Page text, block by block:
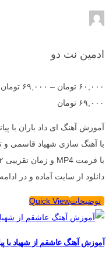
ادمین نت دو
۶۰,۰۰۰ تومان – ۶۹,۰۰۰ تومان
۶۹,۰۰۰ تومان
آموزش آهنگ ای داد باران با
با آهنگ سازی شهیاد قاسمی و
دانلود از سایت آماده و در
توضیحاتQuick View
آموزش آهنگ عاشقم از شهیاد با